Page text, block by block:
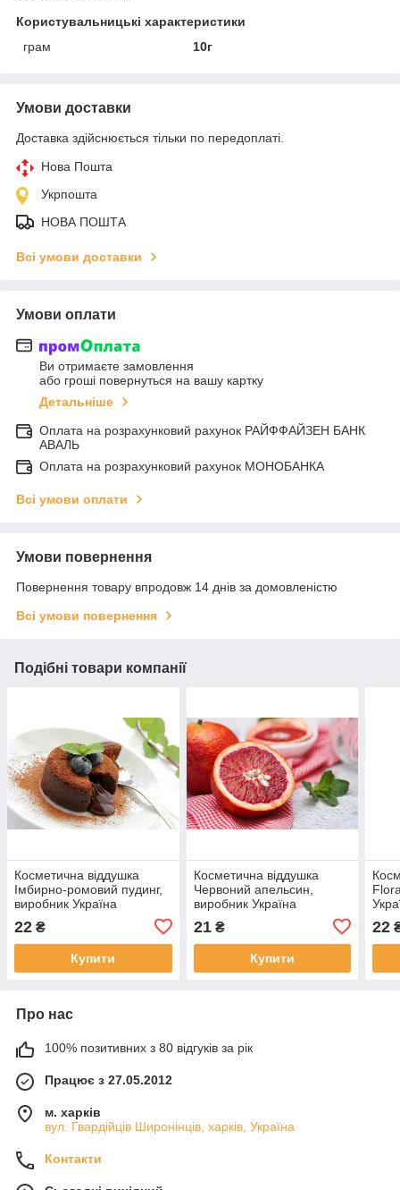
Користувальницькі характеристики
грам
10г
Умови доставки
Доставка здійснюється тільки по передоплаті.
Нова Пошта
Укрпошта
НОВА ПОШТА
Всі умови доставки
Умови оплати
Ви отримаєте замовлення
або гроші повернуться на вашу картку
Детальніше
Оплата на розрахунковий рахунок РАЙФФАЙЗЕН БАНК
АВАЛЬ
Оплата на розрахунковий рахунок МОНОБАНКА
Всі умови оплати
Умови повернення
Повернення товару впродовж 14 днів за домовленістю
Всі умови повернення
Подібні товари компанії
Косметична віддушка
Імбирно-ромовий пудинг,
виробник Україна
22 ₴
Купити
Косметична віддушка
Червоний апельсин,
виробник Україна
21₴
Купити
22
Про нас
100% позитивних з 80 відгуків за рік
Працює з 27.05.2012
м. харків
вул. Гвардійців Широнінців, харків, Україна
Контакти